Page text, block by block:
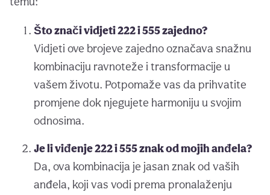
Što znači vidjeti 222 i 555 zajedno?
Vidjeti ove brojeve zajedno označava snažnu
kombinaciju ravnoteže i transformacije u
vašem životu. Potpomaže vas da prihvatite
promjene dok njegujete harmoniju u svojim
odnosima.
Je li viđenje 222 i 555 znak od mojih anđela?
Da, ova kombinacija je jasan znak od vaših
anđela, koji vas vodi prema pronalaženju